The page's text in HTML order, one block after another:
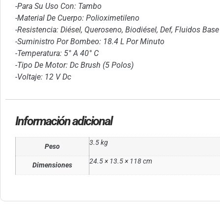
-Para Su Uso Con: Tambo
-Material De Cuerpo: Polioximetileno
-Resistencia: Diésel, Queroseno, Biodiésel, Def, Fluidos
-Suministro Por Bombeo: 18.4 L Por Minuto
-Temperatura: 5° A 40° C
-Tipo De Motor: Dc Brush (5 Polos)
-Voltaje: 12 V Dc
Información adicional
Peso 3.5 kg
Dimensiones 24.5 × 13.5 × 118 cm